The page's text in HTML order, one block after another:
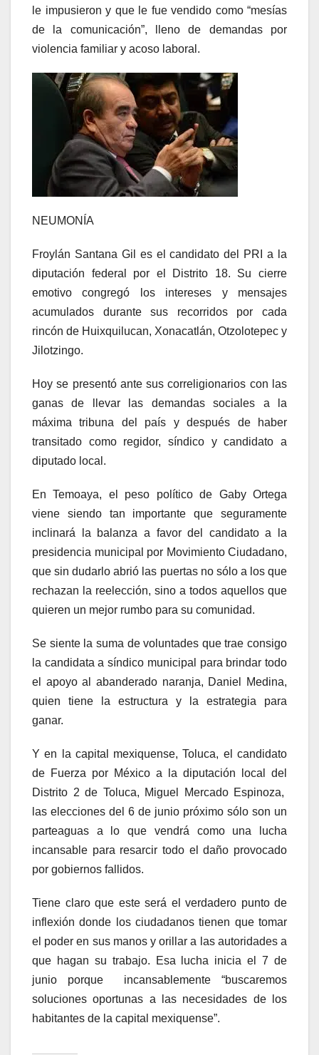
le impusieron y que le fue vendido como “mesías
de la comunicación”, lleno de demandas por
violencia familiar y acoso laboral.
NEUMONÍA
Froylán Santana Gil es el candidato del PRI a la
diputación federal por el Distrito 18. Su cierre
emotivo congregó los intereses y mensajes
acumulados durante sus recorridos por cada
rincón de Huixquilucan, Xonacatlán, Otzolotepec y
Jilotzingo.
Hoy se presentó ante sus correligionarios con las
ganas de llevar las demandas sociales a la
máxima tribuna del país y después de haber
transitado como regidor, síndico y candidato a
diputado local.
En Temoaya, el peso político de Gaby Ortega
viene siendo tan importante que seguramente
inclinará la balanza a favor del candidato a la
presidencia municipal por Movimiento Ciudadano,
que sin dudarlo abrió las puertas no sólo a los que
rechazan la reelección, sino a todos aquellos que
quieren un mejor rumbo para su comunidad.
Se siente la suma de voluntades que trae consigo
la candidata a síndico municipal para brindar todo
el apoyo al abanderado naranja, Daniel Medina,
quien tiene la estructura y la estrategia para
ganar.
Y en la capital mexiquense, Toluca, el candidato
de Fuerza por México a la diputación local del
Distrito 2 de Toluca, Miguel Mercado Espinoza,
las elecciones del 6 de junio próximo sólo son un
parteaguas a lo que vendrá como una lucha
incansable para resarcir todo el daño provocado
por gobiernos fallidos.
Tiene claro que este será el verdadero punto de
inflexión donde los ciudadanos tienen que tomar
el poder en sus manos y orillar a las autoridades a
que hagan su trabajo. Esa lucha inicia el 7 de
junio porque incansablemente “buscaremos
soluciones oportunas a las necesidades de los
habitantes de la capital mexiquense”.